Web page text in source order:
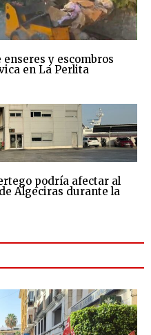
y escombros
en La Perlita
podría afectar al
Algeciras durante la